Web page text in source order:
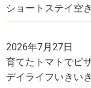
ショートステイ空
2026年7月27日
育てたトマトでピ
デイライフいきいき